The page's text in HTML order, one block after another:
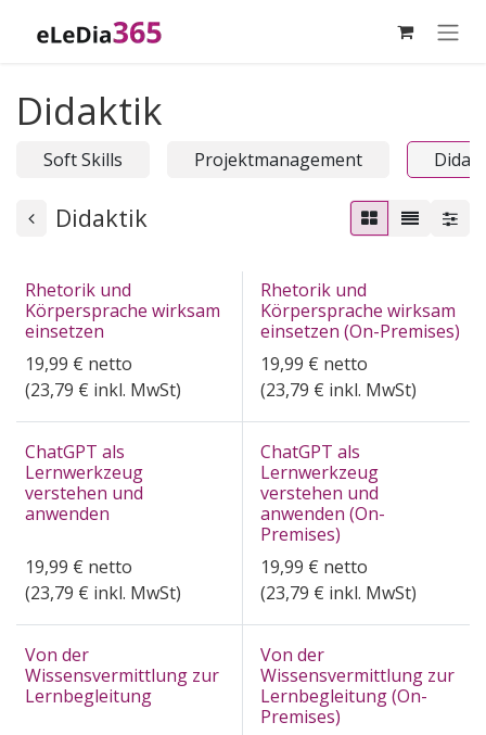
Didaktik
Soft Skills Projektmanagement
Didaktik
Rhetorik und
Körpersprache wirksam
einsetzen
19,99 € netto
(23,79 € inkl. MwSt)
Rhetorik und
Körpersprache wirksam
einsetzen (On-Premises)
19,99 € netto
(23,79 € inkl. MwSt)
ChatGPT als
Lernwerkzeug
verstehen und
anwenden
19,99 € netto
(23,79 € inkl. MwSt)
ChatGPT als
Lernwerkzeug
verstehen und
anwenden (On-
Premises)
19,99 € netto
(23,79 € inkl. MwSt)
Von der
Wissensvermittlung zur
Lernbegleitung
Von der
Wissensvermittlung zur
Lernbegleitung (On-
Premises)